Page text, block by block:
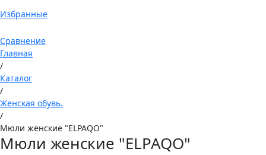
Избранные
Сравнение
Главная
/
Каталог
/
Женская обувь.
/
Мюли женские "ELPAQO"
Мюли женские "ELPAQO"